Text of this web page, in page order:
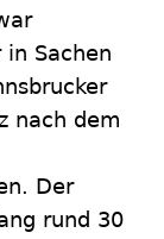
in Sachen
nach dem
Der
rund 30